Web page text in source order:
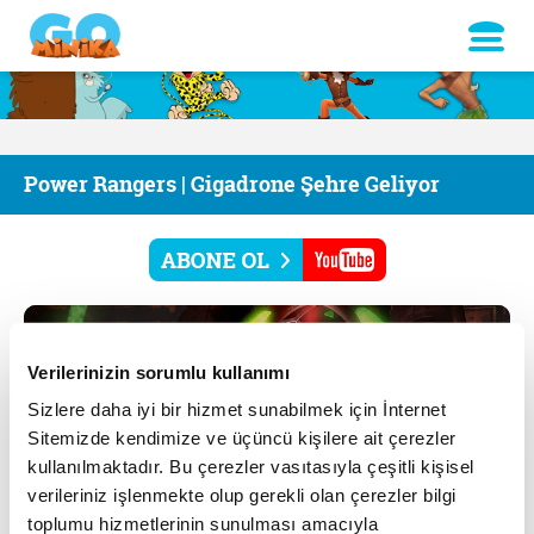
Verilerinizin sorumlu kullanımı
Sizlere daha iyi bir hizmet sunabilmek için İnternet
Sitemizde kendimize ve üçüncü kişilere ait çerezler
kullanılmaktadır. Bu çerezler vasıtasıyla çeşitli kişisel
verileriniz işlenmekte olup gerekli olan çerezler bilgi
toplumu hizmetlerinin sunulması amacıyla
Power Rangers | Gigadrone Şehre Geliyor